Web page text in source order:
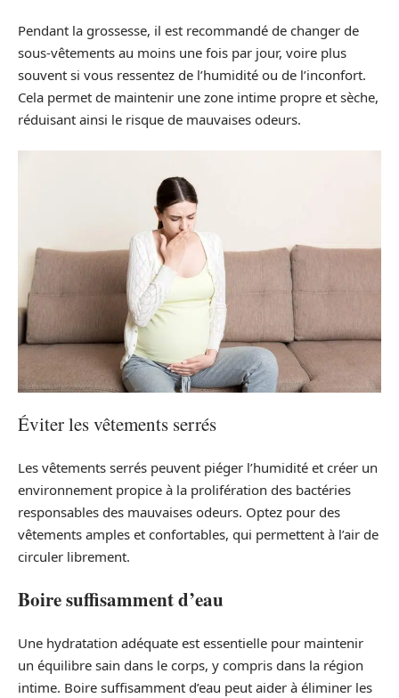
Pendant la grossesse, il est recommandé de changer de
sous-vêtements au moins une fois par jour, voire plus
souvent si vous ressentez de l’humidité ou de l’inconfort.
Cela permet de maintenir une zone intime propre et sèche,
réduisant ainsi le risque de mauvaises odeurs.
Éviter les vêtements serrés
Les vêtements serrés peuvent piéger l’humidité et créer un
environnement propice à la prolifération des bactéries
responsables des mauvaises odeurs. Optez pour des
vêtements amples et confortables, qui permettent à l’air de
circuler librement.
Boire suffisamment d’eau
Une hydratation adéquate est essentielle pour maintenir
un équilibre sain dans le corps, y compris dans la région
intime. Boire suffisamment d’eau peut aider à éliminer les